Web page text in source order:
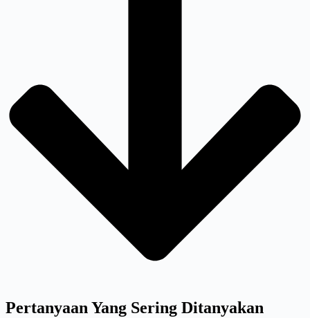
Pertanyaan Yang Sering Ditanyakan